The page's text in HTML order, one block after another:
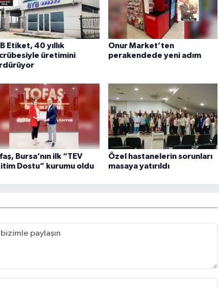
Etiket, 40 yıllık
üretimini
Onur Market’ten
perakendede yeni adım
Bursa’nın ilk “TEV
Dostu” kurumu oldu
Özel hastanelerin sorunları
masaya yatırıldı